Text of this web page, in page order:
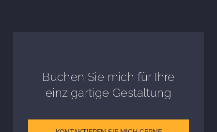
Buchen Sie mich für Ihre
einzigartige Gestaltung